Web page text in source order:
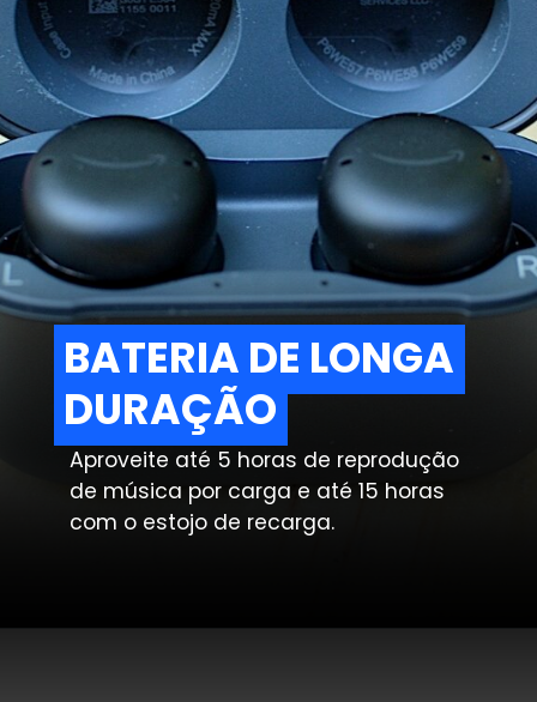
BATERIA DE LONGA
DURAÇÃO
BATERIA DE LONGA
DURAÇÃO
Aproveite até 5 horas de reprodução
de música por carga e até 15 horas
com o estojo de recarga.